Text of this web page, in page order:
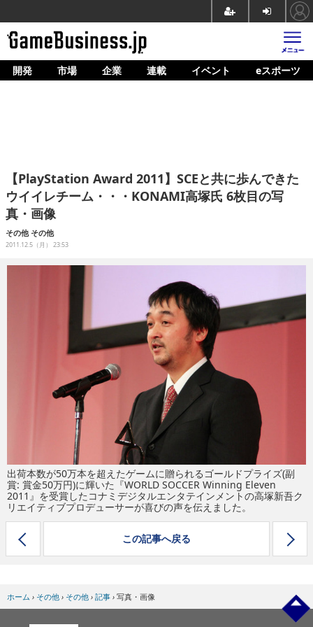
ホーム
企業動向
人材育成
産業政策
イベント/セミナー
開発 市場 企業 連載 イベント eスポーツ
【PlayStation Award 2011】SCEと共に歩んできた
ウイイレチーム・・・KONAMI高塚氏 6枚目の写
真・画像
その他 その他
2011.12.5（月） 23:53
出荷本数が50万本を超えたゲームに贈られるゴールドプライズ(副
賞: 賞金50万円)に輝いた『WORLD SOCCER Winning Eleven
2011』を受賞したコナミデジタルエンタテインメントの高塚新吾ク
リエイティブプロデューサーが喜びの声を伝えました。
この記事へ戻る
ホーム › その他 › その他 › 記事 › 写真・画像